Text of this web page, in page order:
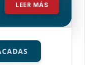
LEER MÁS